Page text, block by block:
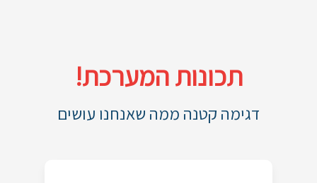
תכונות המערכת!
דגימה קטנה ממה שאנחנו עושים